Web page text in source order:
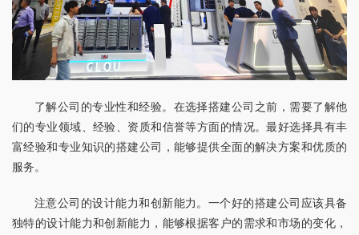
了解公司的专业性和经验。在选择搭建公司之前，需要了解他
们的专业领域、经验、资质和信誉等方面的情况。最好选择具有丰
富经验和专业知识的搭建公司，能够提供全面的解决方案和优质的
服务。
注意公司的设计能力和创新能力。一个好的搭建公司应该具备
独特的设计能力和创新能力，能够根据客户的需求和市场的变化，